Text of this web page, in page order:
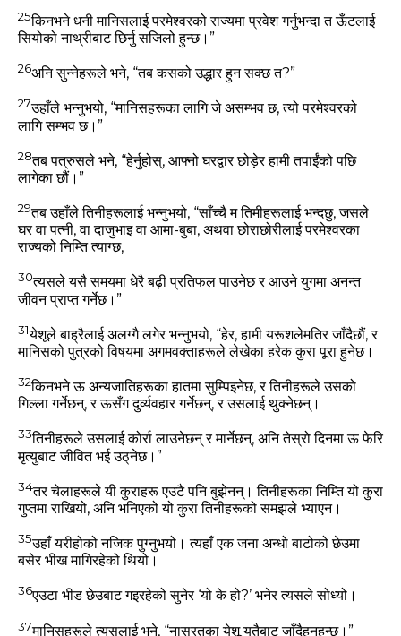
25किनभने धनी मानिसलाई परमेश्‍वरको राज्‍यमा प्रवेश गर्नुभन्‍दा त ऊँटलाई
सियोको नाथ्रीबाट छिर्नु सजिलो हुन्‍छ।”
26अनि सुन्‍नेहरूले भने, “तब कसको उद्धार हुन सक्‍छ त?”
27उहाँले भन्‍नुभयो, “मानिसहरूका लागि जे असम्‍भव छ, त्‍यो परमेश्‍वरको
लागि सम्‍भव छ।”
28तब पत्रुसले भने, “हेर्नुहोस्, आफ्‍नो घरद्वार छोड़ेर हामी तपाईंको पछि
लागेका छौं।”
29तब उहाँले तिनीहरूलाई भन्‍नुभयो, “साँच्‍चै म तिमीहरूलाई भन्‍दछु, जसले
घर वा पत्‍नी, वा दाजुभाइ वा आमा-बुबा, अथवा छोराछोरीलाई परमेश्‍वरका
राज्‍यको निम्‍ति त्‍याग्‍छ,
30त्‍यसले यसै समयमा धेरै बढ़ी प्रतिफल पाउनेछ र आउने युगमा अनन्‍त
जीवन प्राप्‍त गर्नेछ।”
31येशूले बाह्रैलाई अलग्‍गै लगेर भन्‍नुभयो, “हेर, हामी यरूशलेमतिर जाँदैछौं, र
मानिसको पुत्रको विषयमा अगमवक्ताहरूले लेखेका हरेक कुरा पूरा हुनेछ।
32किनभने ऊ अन्‍यजातिहरूका हातमा सुम्‍पिइनेछ, र तिनीहरूले उसको
गिल्‍ला गर्नेछन्, र ऊसँग दुर्व्‍यवहार गर्नेछन्, र उसलाई थुक्‍नेछन्‌।
33तिनीहरूले उसलाई कोर्रा लाउनेछन्‌ र मार्नेछन्, अनि तेस्रो दिनमा ऊ फेरि
मृत्‍युबाट जीवित भई उठ्‌नेछ।”
34तर चेलाहरूले यी कुराहरू एउटै पनि बुझेनन्‌। तिनीहरूका निम्‍ति यो कुरा
गुप्‍तमा राखियो, अनि भनिएको यो कुरा तिनीहरूको समझले भ्‍याएन।
35उहाँ यरीहोको नजिक पुग्‍नुभयो। त्‍यहाँ एक जना अन्‍धो बाटोको छेउमा
बसेर भीख मागिरहेको थियो।
36एउटा भीड छेउबाट गइरहेको सुनेर ‘यो के हो?’ भनेर त्‍यसले सोध्‍यो।
37मानिसहरूले त्‍यसलाई भने, “नासरतका येशू यतैबाट जाँदैहुनुहुन्‍छ।”